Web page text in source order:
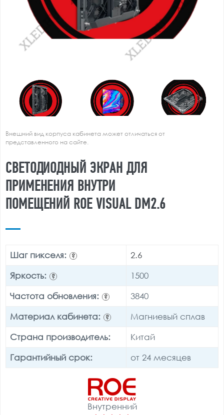
Внешний вид корпуса кабинета может отличаться от
представленного на сайте.
СВЕТОДИОДНЫЙ ЭКРАН ДЛЯ
ПРИМЕНЕНИЯ ВНУТРИ
ПОМЕЩЕНИЙ ROE VISUAL DM2.6
Шаг пикселя: ?
2.6
Яркость:
?
1500
Частота обновления:
?
3840
Материал кабинета:
?
Магниевый сплав
Страна производитель:
Китай
Гарантийный срок:
от 24 месяцев
Внутренний